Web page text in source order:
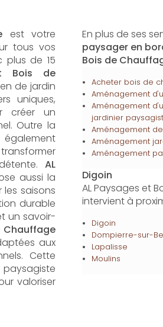
est votre
tous vos
plus de 15
Bois de
de jardin
uniques,
créer un
Outre la
également
AL
aussi la
saisons
durable
un savoir-
Chauffage
aux
Cette
valoriser
En plus de ses
paysager en
Bois de
Acheter bois de
Aménagement
Aménagement
jardinier
Aménagement
Aménagement
Aménagement
Digoin
AL Paysages et
intervient à
Digoin
Dompierre-sur-
Lapalisse
Moulins